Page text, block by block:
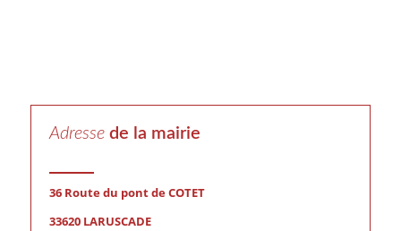
Adresse de la mairie
36 Route du pont de COTET
33620 LARUSCADE